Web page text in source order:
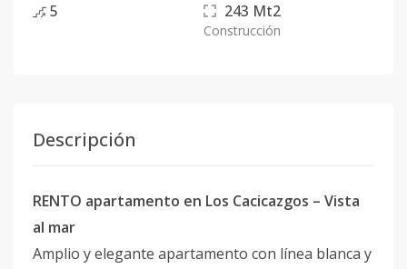
5 243 Mt2
Construcción
Descripción
RENTO apartamento en Los Cacicazgos – Vista
al mar
Amplio y elegante apartamento con línea blanca y